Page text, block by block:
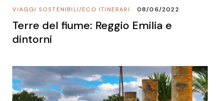
ECO ITINERARI
/
VIAGGI SOSTENIBILI 08/06/2022
Terre del fiume: Reggio Emilia e
dintorni